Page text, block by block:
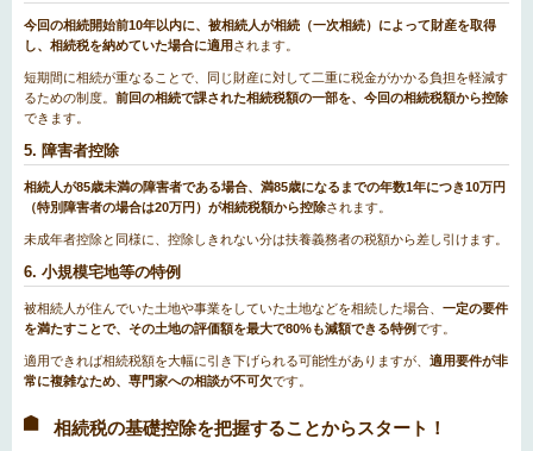
今回の相続開始前10年以内に、被相続人が相続（一次相続）によって財産を取得
し、相続税を納めていた場合に適用 されます。
短期間に相続が重なることで、同じ財産に対して二重に税金がかかる負担を軽減す
るための制度。 前回の相続で課された相続税額の一部を、今回の相続税額から控除
できます。
5. 障害者控除
相続人が85歳未満の障害者である場合、満85歳になるまでの年数1年につき10万円
（特別障害者の場合は20万円）が相続税額から控除されます。
未成年者控除と同様に、控除しきれない分は扶養義務者の税額から差し引けます。
6. 小規模宅地等の特例
被相続人が住んでいた土地や事業をしていた土地などを相続した場合、 一定の要件
を満たすことで、その土地の評価額を最大で80%も減額できる特例です。
適用できれば相続税額を大幅に引き下げられる可能性がありますが、 適用要件が非
常に複雑なため、専門家への相談が不可欠です。
相続税の基礎控除を把握することからスタート！